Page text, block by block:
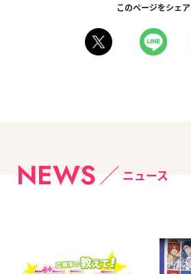
このページをシェア
NEWS ニュース